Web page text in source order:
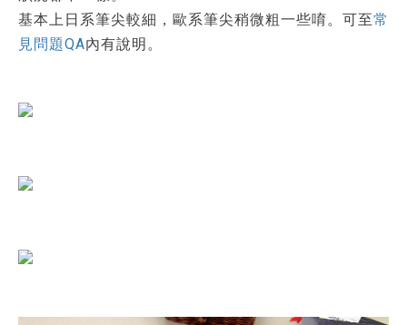
基本上日系筆尖較細，歐系筆尖稍微粗一些唷。可至常
見問題QA內有說明。